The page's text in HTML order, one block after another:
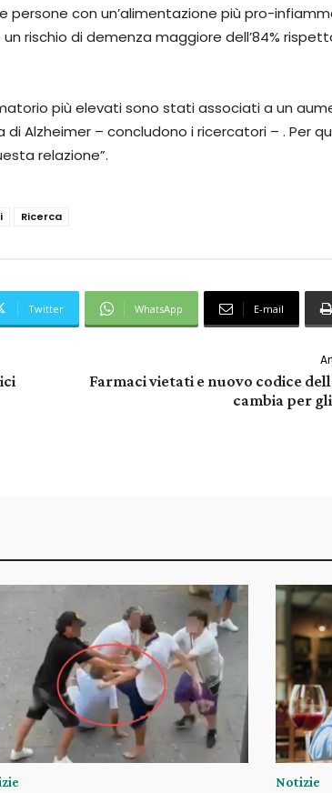
con un’alimentazione più pro-
rischio di demenza maggiore dell’84%
più elevati sono stati associati a un
Alzheimer – concludono i ricercatori – . Per
relazione”.
Ricerca
Twitter WhatsApp E-mail
Farmaci vietati e nuovo codice
cambia per
Notizie